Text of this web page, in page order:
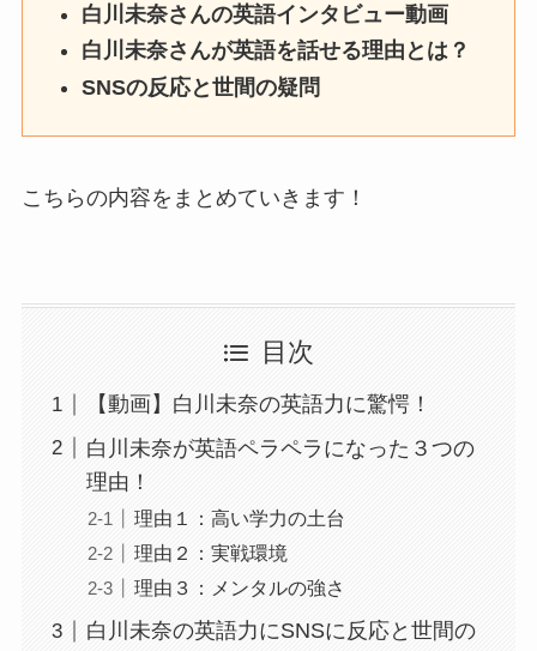
白川未奈さんの英語インタビュー動画
白川未奈さんが英語を話せる理由とは？
SNSの反応と世間の疑問
こちらの内容をまとめていきます！
目次
【動画】白川未奈の英語力に驚愕！
白川未奈が英語ペラペラになった３つの
理由！
理由１：高い学力の土台
理由２：実戦環境
理由３：メンタルの強さ
白川未奈の英語力にSNSに反応と世間の